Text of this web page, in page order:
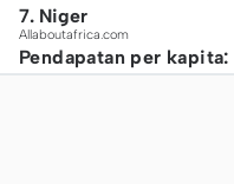
7. Niger
Allaboutafrica.com
Pendapatan per kapita: